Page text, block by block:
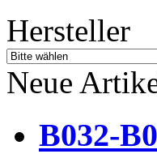
Hersteller
Neue
B032-